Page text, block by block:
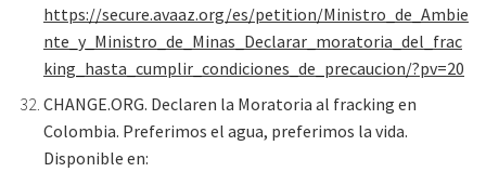
https://secure.avaaz.org/es/petition/Ministro_de_Ambie
nte_y_Ministro_de_Minas_Declarar_moratoria_del_frac
king_hasta_cumplir_condiciones_de_precaucion/?pv=20
CHANGE.ORG. Declaren la Moratoria al fracking en
Colombia. Preferimos el agua, preferimos la vida.
Disponible en: